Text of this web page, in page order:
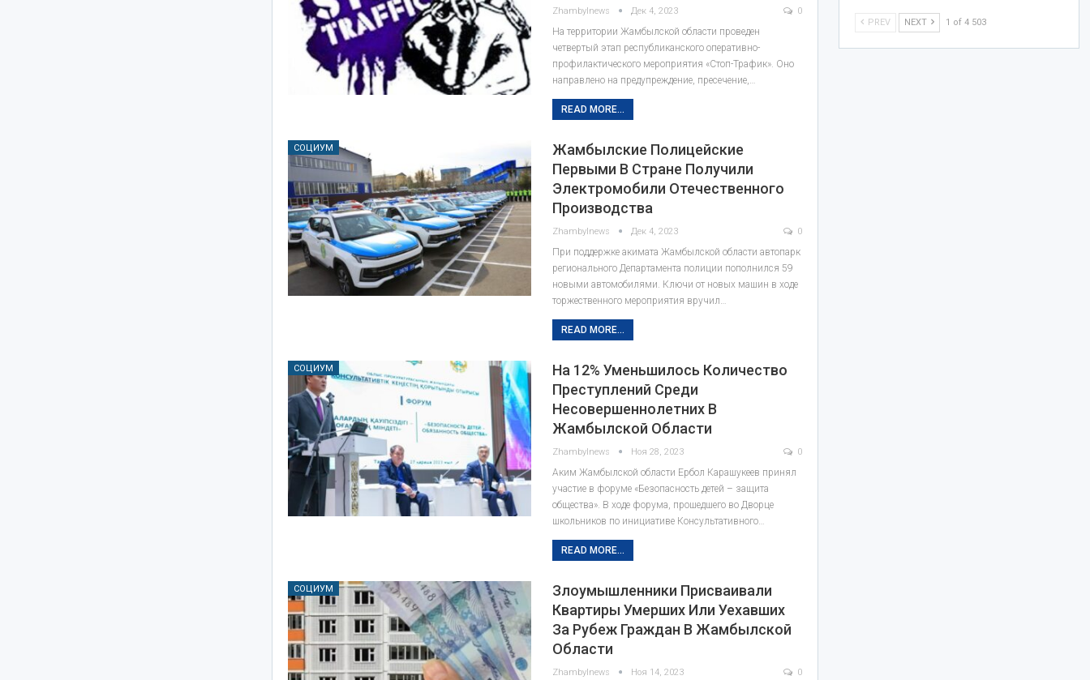
Zhambylnews Дек 4, 2023 0
На территории Жамбылской области проведен
четвертый этап республиканского оперативно-
профилактического мероприятия «Стоп-Трафик». Оно
направлено на предупреждение, пресечение,…
READ MORE...
СОЦИУМ
Жамбылские Полицейские
Первыми В Стране Получили
Электромобили Отечественного
Производства
Zhambylnews Дек 4, 2023 0
При поддержке акимата Жамбылской области автопарк
регионального Департамента полиции пополнился 59
новыми автомобилями. Ключи от новых машин в ходе
торжественного мероприятия вручил…
READ MORE...
СОЦИУМ
На 12% Уменьшилось Количество
Преступлений Среди
Несовершеннолетних В
Жамбылской Области
Zhambylnews Ноя 28, 2023 0
Аким Жамбылской области Ербол Карашукеев принял
участие в форуме «Безопасность детей – защита
общества». В ходе форума, прошедшего во Дворце
школьников по инициативе Консультативного…
READ MORE...
СОЦИУМ
Злоумышленники Присваивали
Квартиры Умерших Или Уехавших
За Рубеж Граждан В Жамбылской
Области
Zhambylnews Ноя 14, 2023 0
PREV NEXT 1 of 4 503